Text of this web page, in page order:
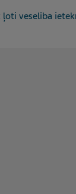
veselība